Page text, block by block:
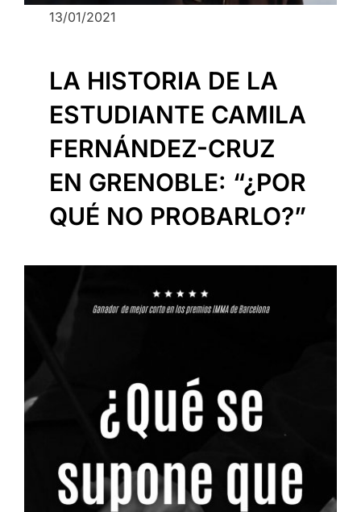
13/01/2021
LA HISTORIA DE LA
ESTUDIANTE CAMILA
FERNÁNDEZ-CRUZ
EN GRENOBLE: “¿POR
QUÉ NO PROBARLO?”